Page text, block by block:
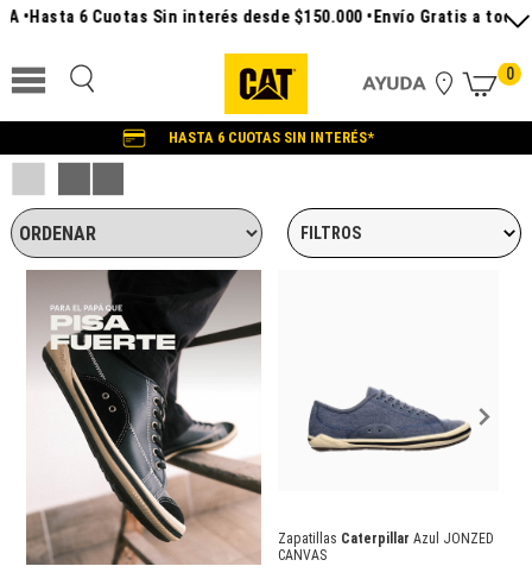
6 Cuotas Sin interés desde $150.000 •Envío Gratis a todo el
0
FILTROS
Zapatillas Caterpillar Azul JONZED
CANVAS
HASTA 6 CUOTAS SIN INTERÉS*